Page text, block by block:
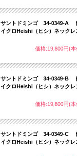
サントドミンゴ 34-0349-A
イクロHeishi（ヒシ）ネック
価格:19,800円(
サントドミンゴ 34-0349-B
イクロHeishi（ヒシ）ネック
価格:19,800円(
サントドミンゴ 34-0349-C
イクロHeishi（ヒシ）ネック